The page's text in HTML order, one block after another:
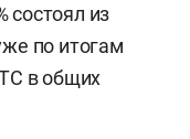
состоял из
по итогам
в общих